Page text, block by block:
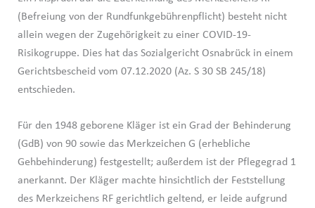
(Befreiung von der Rundfunkgebührenpflicht) besteht nicht
allein wegen der Zugehörigkeit zu einer COVID-19-
Risikogruppe. Dies hat das Sozialgericht Osnabrück in einem
Gerichtsbescheid vom 07.12.2020 (Az. S 30 SB 245/18)
entschieden.
Für den 1948 geborene Kläger ist ein Grad der Behinderung
(GdB) von 90 sowie das Merkzeichen G (erhebliche
Gehbehinderung) festgestellt; außerdem ist der Pflegegrad 1
anerkannt. Der Kläger machte hinsichtlich der Feststellung
des Merkzeichens RF gerichtlich geltend, er leide aufgrund